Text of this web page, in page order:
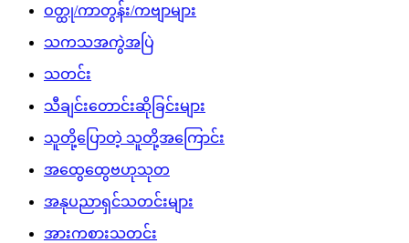
ဝတ္ထု/ကာတွန်း/ကဗျာများ
သကသအကွဲအပြဲ
သတင်း
သီချင်းတောင်းဆိုခြင်းများ
သူတို့ပြောတဲ့ သူတို့အကြောင်း
အထွေထွေဗဟုသုတ
အနုပညာရှင်သတင်းများ
အားကစားသတင်း